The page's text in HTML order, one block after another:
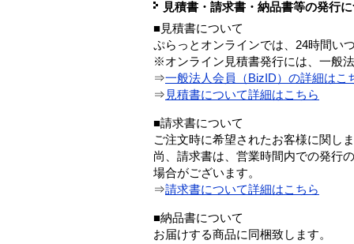
見積書・請求書・納品書等の発行
■見積書について
ぷらっとオンラインでは、24時間い
※オンライン見積書発行には、一般
⇒一般法人会員（BizID）の詳細はこ
⇒ 見積書について詳細はこちら
■請求書について
ご注文時に希望されたお客様に関し
尚、請求書は、営業時間内での発行
場合がございます。
⇒請求書について詳細はこちら
■納品書について
お届けする商品に同梱致します。